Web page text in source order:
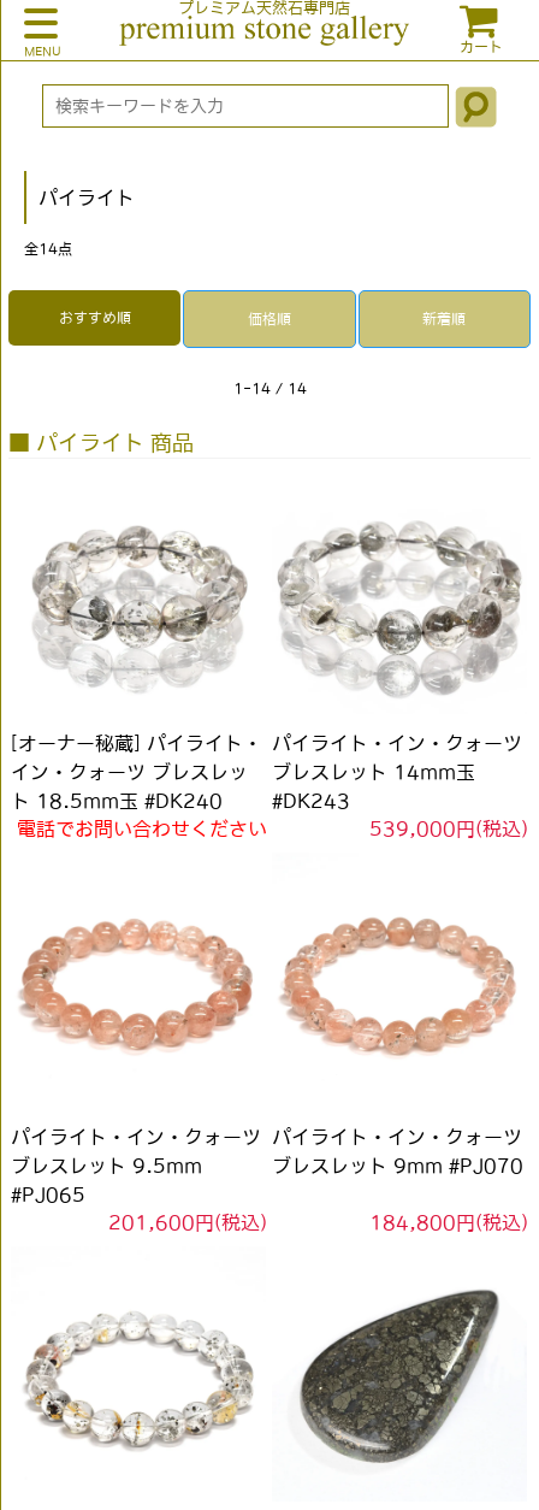
プレミアム天然石専門店
カート
パイライト
全14点
おすすめ順 価格順 新着順
1-14 / 14
■ パイライト 商品
[オーナー秘蔵] パイライト・
イン・クォーツ ブレスレッ
ト 18.5mm玉 #DK240
電話でお問い合わせください
パイライト・イン・クォーツ
ブレスレット 14mm玉
#DK243
539,000円(税込)
パイライト・イン・クォーツ
ブレスレット 9.5mm
#PJ065
201,600円(税込)
パイライト・イン・クォーツ
ブレスレット 9mm #PJ070
184,800円(税込)